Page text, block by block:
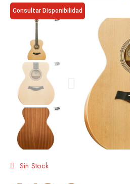
Consultar Disponibilidad
Sin Stock